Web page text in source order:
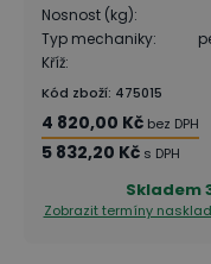
Nosnost (kg):
Typ mechaniky:
Kříž:
Kód zboží: 475015
4 820,00 Kč bez DPH
5 832,20 Kč s DPH
Skladem
Zobrazit termíny